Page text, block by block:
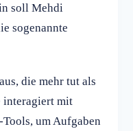
soll Mehdi
sogenannte
die mehr tut als
interagiert mit
um Aufgaben